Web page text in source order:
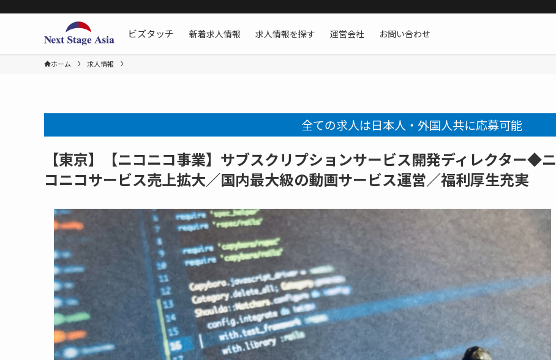
ビズタッチ
新着求人情報 求人情報を探す 運営会社 お問い合わせ
ホーム 求人情報
全ての求人は日本人・外国人共に応募可能
【東京】【ニコニコ事業】サブスクリプションサービス開発ディレクター◆ニ
コニコサービス売上拡大／国内最大級の動画サービス運営／福利厚生充実